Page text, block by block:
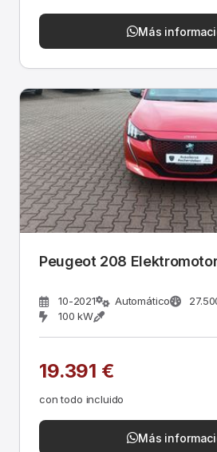
Más
Peugeot 208
10-2021 Automático
100 kW
19.391 €
con todo incluido
Más